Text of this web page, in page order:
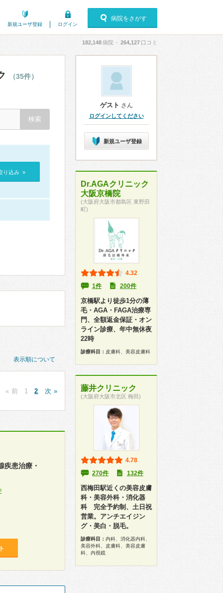
新規ユーザ登録 ログイン
病院をさがす
182,148病院・ 264,127 口コミ
（35件）
り込み »
表示順について
« 前 1 2 次 »
疾患治療・
ゲスト さん
ログインしてください
新規ユーザ登録
Dr.AGAクリニック
大阪京橋院
(大阪府大阪市都島区 東野田
町)
4.32
1件
200件
京橋駅より徒歩1分の薄
毛・AGA・FAGA治療専
門、全額返金保証・オン
ライン診療、年中無休夜
22時
診療科目： 皮膚科、美容皮膚科
藤井クリニック
(大阪府大阪市北区 梅田)
4.78
270件
132件
西梅田駅近くの美容皮膚
科・美容外科・消化器
科 完全予約制、土日祝
営業。アンチエイジン
グ・美白・脱毛。
診療科目： 内科、消化器内科、
美容外科、皮膚科、美容皮膚
科、内視鏡